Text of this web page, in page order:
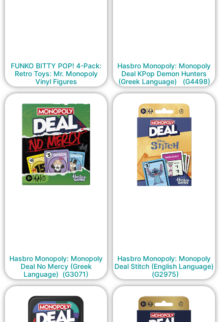
FUNKO BITTY POP! 4-Pack:
Retro Toys: Mr. Monopoly
Vinyl Figures
Hasbro Monopoly: Monopoly
Deal KPop Demon Hunters
(Greek Language) (G4498)
Hasbro Monopoly: Monopoly
Deal No Mercy (Greek
Language) (G3071)
Hasbro Monopoly: Monopoly
Deal Stitch (English Language)
(G2975)